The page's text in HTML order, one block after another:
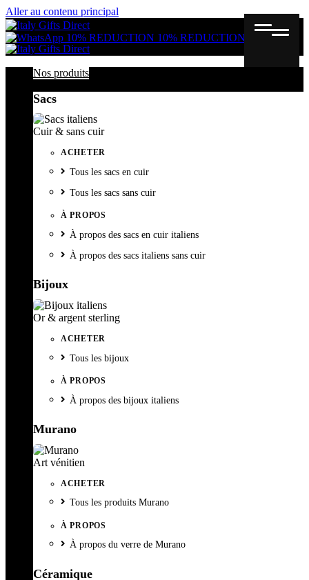
Aller au contenu principal
10% REDUCTION 10% REDUCTION
Nos produits
Sacs
Cuir & sans cuir
ACHETER
Tous les sacs en cuir
Tous les sacs sans cuir
À PROPOS
À propos des sacs en cuir italiens
À propos des sacs italiens sans cuir
Bijoux
Or & argent sterling
ACHETER
Tous les bijoux
À PROPOS
À propos des bijoux italiens
Murano
Art vénitien
ACHETER
Tous les produits Murano
À PROPOS
À propos du verre de Murano
Céramique